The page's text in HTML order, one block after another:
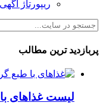
ریپورتاژ آگهی
پربازدید ترین مطالب
لیست غذاهای